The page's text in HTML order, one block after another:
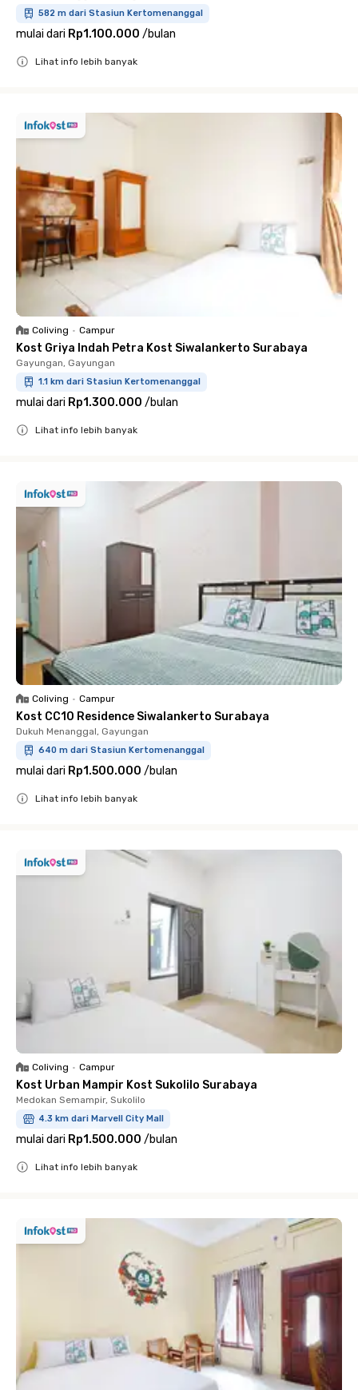
582 m dari Stasiun Kertomenanggal
mulai dari Rp1.100.000 /bulan
Lihat info lebih banyak
Coliving • Campur
Kost Griya Indah Petra Kost Siwalankerto Surabaya
Gayungan, Gayungan
1.1 km dari Stasiun Kertomenanggal
mulai dari Rp1.300.000 /bulan
Lihat info lebih banyak
Coliving • Campur
Kost CC10 Residence Siwalankerto Surabaya
Dukuh Menanggal, Gayungan
640 m dari Stasiun Kertomenanggal
mulai dari Rp1.500.000 /bulan
Lihat info lebih banyak
Coliving • Campur
Kost Urban Mampir Kost Sukolilo Surabaya
Medokan Semampir, Sukolilo
4.3 km dari Marvell City Mall
mulai dari Rp1.500.000 /bulan
Lihat info lebih banyak